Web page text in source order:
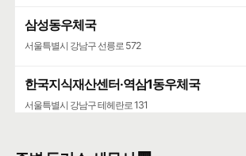
삼성동우체국
서울특별시 강남구 선릉로 572
한국지식재산센터·역삼1동우체국
서울특별시 강남구 테헤란로 131